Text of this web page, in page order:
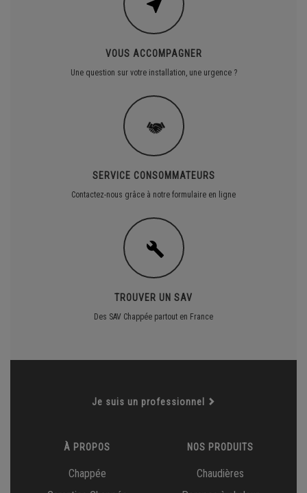
VOUS ACCOMPAGNER
Une question sur votre installation, une urgence ?
SERVICE CONSOMMATEURS
Contactez-nous grâce à notre formulaire en ligne
TROUVER UN SAV
Des SAV Chappée partout en France
Je suis un professionnel
À PROPOS
Chappée
NOS PRODUITS
Chaudières